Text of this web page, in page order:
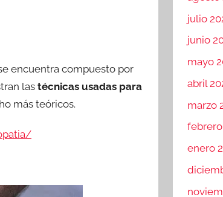
encuentra compuesto por
las técnicas usadas para
más teóricos.
julio
junio
mayo
abril
marzo
febrero
enero